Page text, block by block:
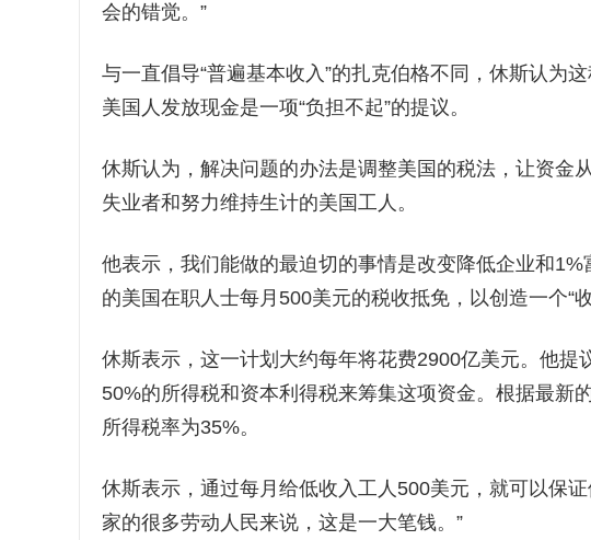
会的错觉。”
与一直倡导“普遍基本收入”的扎克伯格不同，休斯认为
美国人发放现金是一项“负担不起”的提议。
休斯认为，解决问题的办法是调整美国的税法，让资金
失业者和努力维持生计的美国工人。
他表示，我们能做的最迫切的事情是改变降低企业和
的美国在职人士每月500美元的税收抵免，以创造一个“收
休斯表示，这一计划大约每年将花费2900亿美元。他
50%的所得税和资本利得税来筹集这项资金。根据最新
所得税率为35%。
休斯表示，通过每月给低收入工人500美元，就可以保
家的很多劳动人民来说，这是一大笔钱。”